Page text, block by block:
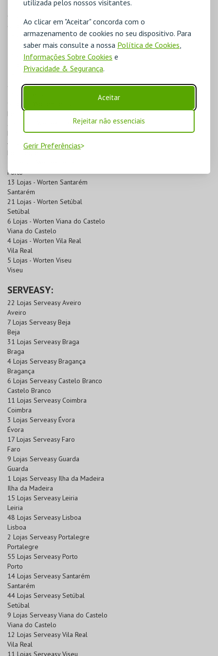
utilizada pelos nossos visitantes.
Ao clicar em "Aceitar" concorda com o
armazenamento de cookies no seu dispositivo. Para
saber mais consulte a nossa Política de Cookies,
Informações Sobre Cookies e
Privacidade & Segurança.
Aceitar
Rejeitar não essenciais
Gerir Preferências
3 Lojas - Worten Guarda
6 Lojas - Worten Ilha da Madeira
Ilha da Madeira
1 Lojas - Worten Ilha de S. Miguel
Ilha de S. Miguel
1 Lojas - Worten Ilha do Faial
Ilha do Faial
2 Lojas - Worten Ilha Terceira
Leiria
25 Lojas - Worten Lisboa
Lisboa
4 Lojas - Worten Portalegre
Portalegre
Porto
13 Lojas - Worten Santarém
Santarém
21 Lojas - Worten Setúbal
Setúbal
6 Lojas - Worten Viana do Castelo
Viana do Castelo
4 Lojas - Worten Vila Real
Vila Real
5 Lojas - Worten Viseu
Viseu
SERVEASY:
22 Lojas Serveasy Aveiro
Aveiro
7 Lojas Serveasy Beja
Beja
31 Lojas Serveasy Braga
Braga
4 Lojas Serveasy Bragança
Bragança
6 Lojas Serveasy Castelo Branco
Castelo Branco
11 Lojas Serveasy Coimbra
Coimbra
3 Lojas Serveasy Évora
Évora
17 Lojas Serveasy Faro
Faro
9 Lojas Serveasy Guarda
Guarda
1 Lojas Serveasy Ilha da Madeira
Ilha da Madeira
15 Lojas Serveasy Leiria
Leiria
48 Lojas Serveasy Lisboa
Lisboa
2 Lojas Serveasy Portalegre
Portalegre
55 Lojas Serveasy Porto
Porto
14 Lojas Serveasy Santarém
Santarém
44 Lojas Serveasy Setúbal
Setúbal
9 Lojas Serveasy Viana do Castelo
Viana do Castelo
12 Lojas Serveasy Vila Real
Vila Real
11 Lojas Serveasy Viseu